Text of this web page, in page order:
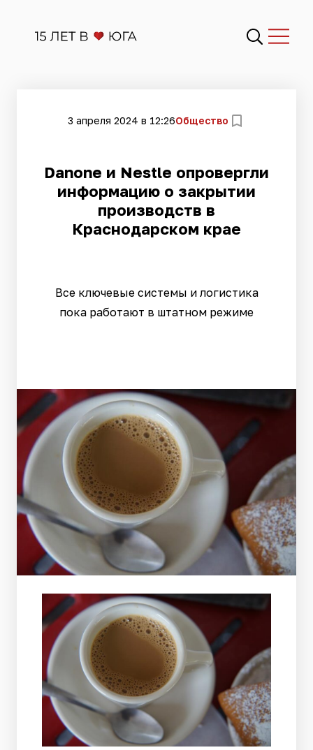
3 апреля 2024 в 12:26Общество
Danone и Nestle опровергли
информацию о закрытии
производств в
Краснодарском крае
Все ключевые системы и логистика
пока работают в штатном режиме